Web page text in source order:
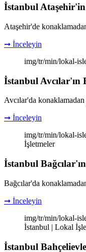
İstanbul
Ataşehir'de
➞ İnceleyin
img/tr/min/lokal-
İstanbul Avcılar'ın
Avcılar'da
➞ İnceleyin
img/tr/min/lokal-
İşletmeler
İstanbul
Bağcılar'da
➞ İnceleyin
img/tr/min/lokal-
İstanbul | Lokal
İstanbul